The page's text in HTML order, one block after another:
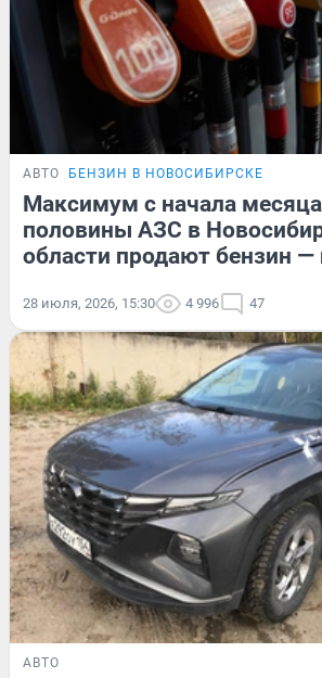
АВТО БЕНЗИН В НОВОСИБИРСКЕ
Максимум с начала
половины АЗС в
области продают бензин —
28 июля, 2026, 15:30 4 996 47
АВТО